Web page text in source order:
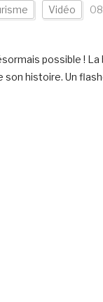
Vidéo
possible !
son histoire. Un